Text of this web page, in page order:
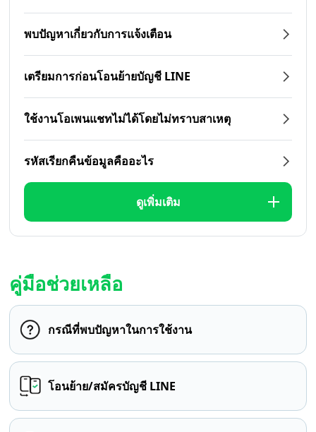
พบปัญหาเกี่ยวกับการแจ้งเตือน
เตรียมการก่อนโอนย้ายบัญชี LINE
ใช้งานโอเพนแชทไม่ได้โดยไม่ทราบสาเหตุ
รหัสเรียกคืนข้อมูลคืออะไร
ดูเพิ่มเติม
คู่มือช่วยเหลือ
กรณีที่พบปัญหาในการใช้งาน
โอนย้าย/สมัครบัญชี LINE